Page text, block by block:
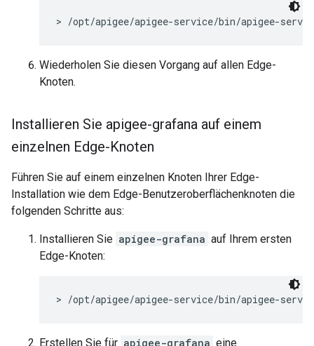
> /opt/apigee/apigee-service/bin/apigee-
Wiederholen Sie diesen Vorgang auf allen Edge-
Knoten.
Installieren Sie apigee-grafana auf einem
einzelnen Edge-Knoten
Führen Sie auf einem einzelnen Knoten Ihrer Edge-
Installation wie dem Edge-Benutzeroberflächenknoten die
folgenden Schritte aus:
Installieren Sie apigee-grafana auf Ihrem ersten
Edge-Knoten:
> /opt/apigee/apigee-service/bin/apigee-
Erstellen Sie für apigee-grafana eine